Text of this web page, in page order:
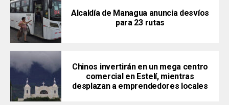
Alcaldía de Managua anuncia desvíos
para 23 rutas
Chinos invertirán en un mega centro
comercial en Estelí, mientras
desplazan a emprendedores locales